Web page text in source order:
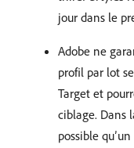
jour dans le
Adobe ne
profil par lot
Target et
ciblage. Dans
possible